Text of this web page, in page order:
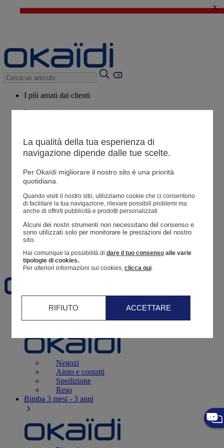
🔥SALDI : Ancora più prodotti fino al -60%*>
x
I più amati dai clienti
Ispirazioni
Potrebbero piacerti anche
Tutti i prodotti
Resoconto di un ordine
Preferiti
3 - 12 mesi
Negozi
Aiuto e contatti
Spedizione
Reso
Bimba 3 mesi - 3 anni
La qualità della tua esperienza di
navigazione dipende dalle tue scelte.
Per Okaïdi migliorare il nostro sito è una priorità
quotidiana.
Quando visiti il ​​nostro sito, utilizziamo cookie che ci consentono
di facilitare la tua navigazione, rilevare possibili problemi ma
anche di offrirti pubblicità e prodotti personalizzati
Alcuni dei nostri strumenti non necessitano del consenso e
sono utilizzati solo per monitorare le prestazioni del nostro
sito.
Hai comunque la possibilità di dare il tuo consensoalle varie
tipologie di cookies.
Per ulteriori informazioni sui cookies, clicca qui.
RIFIUTO ACCETTARE